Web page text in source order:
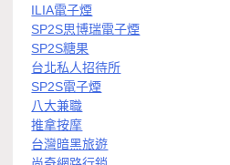
ILIA電子煙
SP2S思博瑞電子煙
SP2S糖果
台北私人招待所
SP2S電子煙
八大兼職
推拿按摩
台灣暗黑旅遊